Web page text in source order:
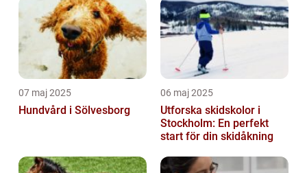
07 maj 2025
Hundvård i Sölvesborg
06 maj 2025
Utforska skidskolor i
Stockholm: En perfekt
start för din skidåkning